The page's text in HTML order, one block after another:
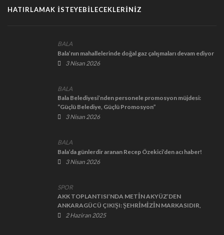
HATIRLAMAK İSTEYEBILECEKLERINIZ
BALA
Bala’nın mahallelerinde doğal gaz çalışmaları devam ediyor
3 Nisan 2026
BALA
Bala Belediyesi’nden personele promosyon müjdesi:
“Güçlü Belediye, Güçlü Promosyon”
3 Nisan 2026
BALA
Bala’da günlerdir aranan Recep Özekici’den acı haber!
3 Nisan 2026
SPOR
AKK TOPLANTISI’NDA METİN AKYÜZ’DEN
ANKARAGÜCÜ ÇIKIŞI: ŞEHRİMİZİN MARKASIDIR,
HERKESİN SAHİP ÇIKMASI GEREKİYOR
2 Haziran 2025